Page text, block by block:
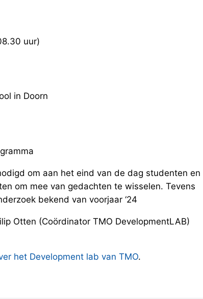
uur)
in Doorn
om aan het eind van de dag studenten en
om mee van gedachten te wisselen. Tevens
bekend van voorjaar ‘24
Otten (Coördinator TMO DevelopmentLAB)
het Development lab van TMO.